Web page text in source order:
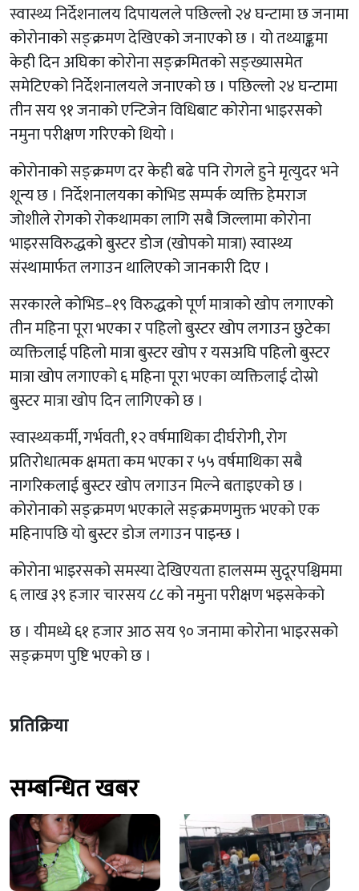
स्वास्थ्य निर्देशनालय दिपायलले पछिल्लो २४ घन्टामा छ जनामा
कोरोनाको सङ्क्रमण देखिएको जनाएको छ । यो तथ्याङ्कमा
केही दिन अघिका कोरोना सङ्क्रमितको सङ्ख्यासमेत
समेटिएको निर्देशनालयले जनाएको छ । पछिल्लो २४ घन्टामा
तीन सय ९१ जनाको एन्टिजेन विधिबाट कोरोना भाइरसको
नमुना परीक्षण गरिएको थियो ।
कोरोनाको सङ्क्रमण दर केही बढे पनि रोगले हुने मृत्युदर भने
शून्य छ । निर्देशनालयका कोभिड सम्पर्क व्यक्ति हेमराज
जोशीले रोगको रोकथामका लागि सबै जिल्लामा कोरोना
भाइरसविरुद्धको बुस्टर डोज (खोपको मात्रा) स्वास्थ्य
संस्थामार्फत लगाउन थालिएको जानकारी दिए ।
सरकारले कोभिड–१९ विरुद्धको पूर्ण मात्राको खोप लगाएको
तीन महिना पूरा भएका र पहिलो बुस्टर खोप लगाउन छुटेका
व्यक्तिलाई पहिलो मात्रा बुस्टर खोप र यसअघि पहिलो बुस्टर
मात्रा खोप लगाएको ६ महिना पूरा भएका व्यक्तिलाई दोस्रो
बुस्टर मात्रा खोप दिन लागिएको छ ।
स्वास्थ्यकर्मी, गर्भवती, १२ वर्षमाथिका दीर्घरोगी, रोग
प्रतिरोधात्मक क्षमता कम भएका र ५५ वर्षमाथिका सबै
नागरिकलाई बुस्टर खोप लगाउन मिल्ने बताइएको छ ।
कोरोनाको सङ्क्रमण भएकाले सङ्क्रमणमुक्त भएको एक
महिनापछि यो बुस्टर डोज लगाउन पाइन्छ ।
कोरोना भाइरसको समस्या देखिएयता हालसम्म सुदूरपश्चिममा
६ लाख ३९ हजार चारसय ८८ को नमुना परीक्षण भइसकेको
छ । यीमध्ये ६१ हजार आठ सय ९० जनामा कोरोना भाइरसको
सङ्क्रमण पुष्टि भएको छ ।
प्रतिक्रिया
सम्बन्धित खबर